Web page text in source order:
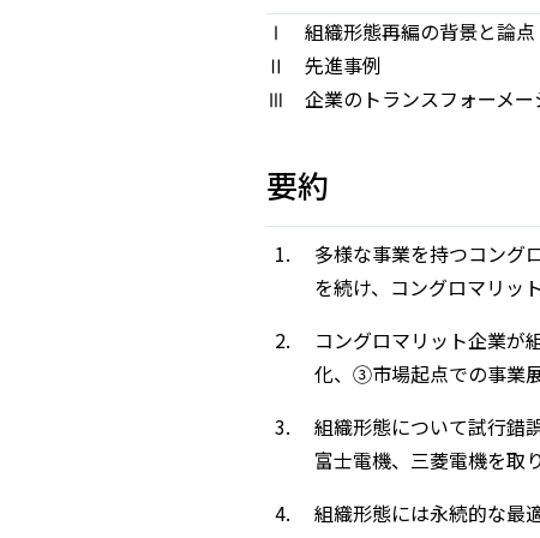
Ⅰ 組織形態再編の背景と論点
Ⅱ 先進事例
Ⅲ 企業のトランスフォーメー
要約
多様な事業を持つコング
を続け、コングロマリッ
コングロマリット企業
化、③市場起点での事業
組織形態について試行錯
富士電機、三菱電機を取
組織形態には永続的な最